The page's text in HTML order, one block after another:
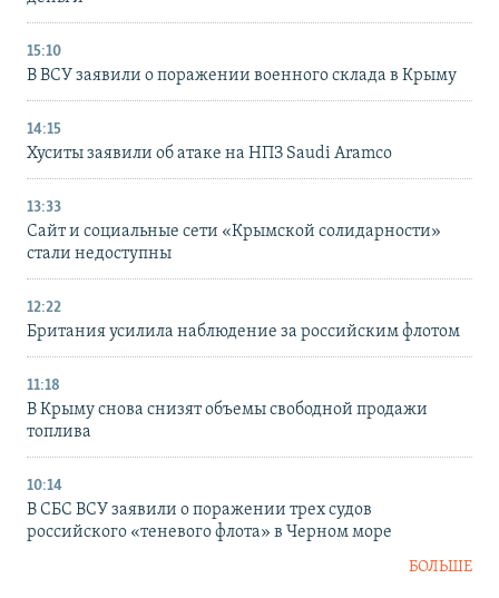
15:10
В ВСУ заявили о поражении военного склада в Крыму
14:15
Хуситы заявили об атаке на НПЗ Saudi Aramco
13:33
Сайт и социальные сети «Крымской солидарности»
стали недоступны
12:22
Британия усилила наблюдение за российским флотом
11:18
В Крыму снова снизят объемы свободной продажи
топлива
10:14
В СБС ВСУ заявили о поражении трех судов
российского «теневого флота» в Черном море
БОЛЬШЕ